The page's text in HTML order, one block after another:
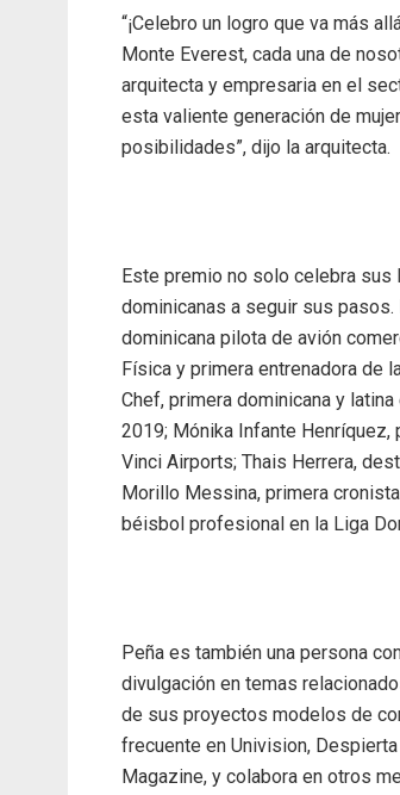
“¡Celebro un logro que va más
Monte Everest, cada una de
arquitecta y empresaria en el
esta valiente generación de
posibilidades”, dijo la arquitecta.
Este premio no solo celebra
dominicanas a seguir sus
dominicana pilota de avión
Física y primera entrenadora de
Chef, primera dominicana y
2019; Mónika Infante Henríquez,
Vinci Airports; Thais Herrera,
Morillo Messina, primera
béisbol profesional en la Liga
Peña es también una persona
divulgación en temas
de sus proyectos modelos de
frecuente en Univision,
Magazine, y colabora en otros